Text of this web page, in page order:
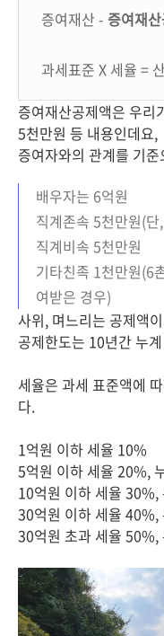
증여재산 - 증여재
과세표준 X 세율 =
증여재산공제액은 우리
5천만원 등 내용인데요,
증여자와의 관계를 기
배우자는 6억원
직계존속 5천만원(
직계비속 5천만원
기타친족 1천만원(6
여받은 경우)
사위, 며느리는 공제액
공제한도는 10년간 누
세율은 과세 표준액에
다.
1억원 이하 세율 10%
5억원 이하 세율 20%,
10억원 이하 세율 30%,
30억원 이하 세율 40%,
30억원 초과 세율